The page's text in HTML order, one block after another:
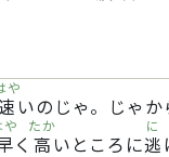
や
いのじゃ。じゃか
や
く 高
たか
いところに逃
に